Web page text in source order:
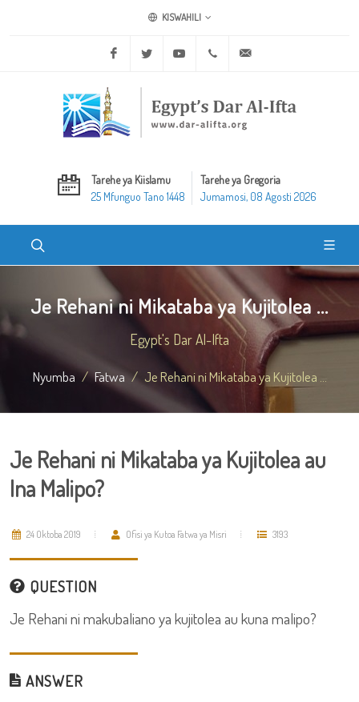
KISWAHILI
Facebook Twitter Youtube +20 2 25970400
Tarehe ya Kiislamu
25 Mfunguo Tano 1448
Tarehe ya Gregoria
Jumamosi, 08 Agosti 2026
Je Rehani ni Mikataba ya Kujitolea ...
Egypt's Dar Al-Ifta
Nyumba Fatwa Je Rehani ni Mikataba ya Kujitolea ...
Je Rehani ni Mikataba ya Kujitolea au
Ina Malipo?
24 Oktoba 2019 Ofisi ya Kutoa Fatwa ya Misri 3193
QUESTION
Je Rehani ni makubaliano ya kujitolea au kuna malipo?
ANSWER